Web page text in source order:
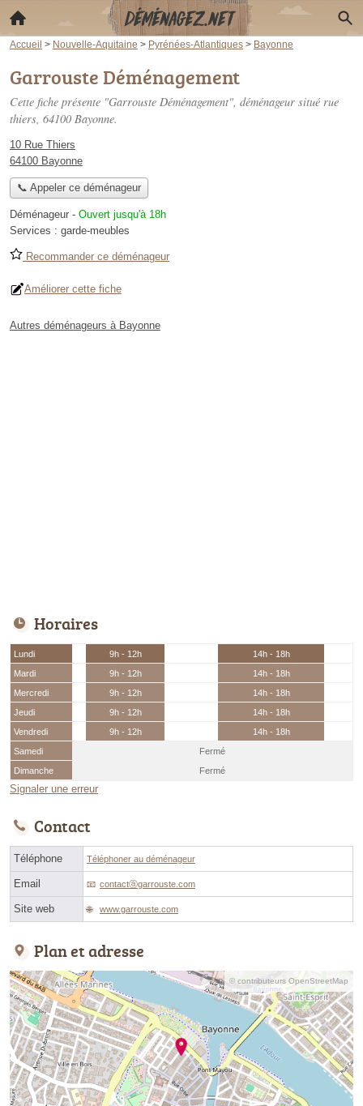
Accueil > Nouvelle-Aquitaine > Pyrénées-Atlantiques > Bayonne
Garrouste Déménagement
Cette fiche présente "Garrouste Déménagement", déménageur situé rue
thiers, 64100 Bayonne.
10 Rue Thiers
64100 Bayonne
📞 Appeler ce déménageur
Déménageur - Ouvert jusqu'à 18h
Services : garde-meubles
Recommander ce déménageur
Améliorer cette fiche
Autres déménageurs à Bayonne
Horaires
Lundi 9h - 12h
14h - 18h
Mardi
9h - 12h
14h - 18h
Mercredi
9h - 12h
14h - 18h
Jeudi
9h - 12h
14h - 18h
Vendredi
9h - 12h
14h - 18h
Samedi
Fermé
Dimanche
Fermé
Signaler une erreur
Contact
Téléphone Téléphoner au déménageur
Email contactⓐgarrouste.com
Site web www.garrouste.com
Plan et adresse
© contributeurs OpenStreetMap